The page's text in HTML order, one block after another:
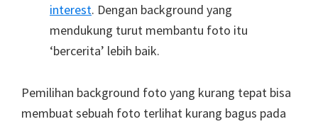
interest. Dengan background yang
mendukung turut membantu foto itu
‘bercerita’ lebih baik.
Pemilihan background foto yang kurang tepat bisa
membuat sebuah foto terlihat kurang bagus pada